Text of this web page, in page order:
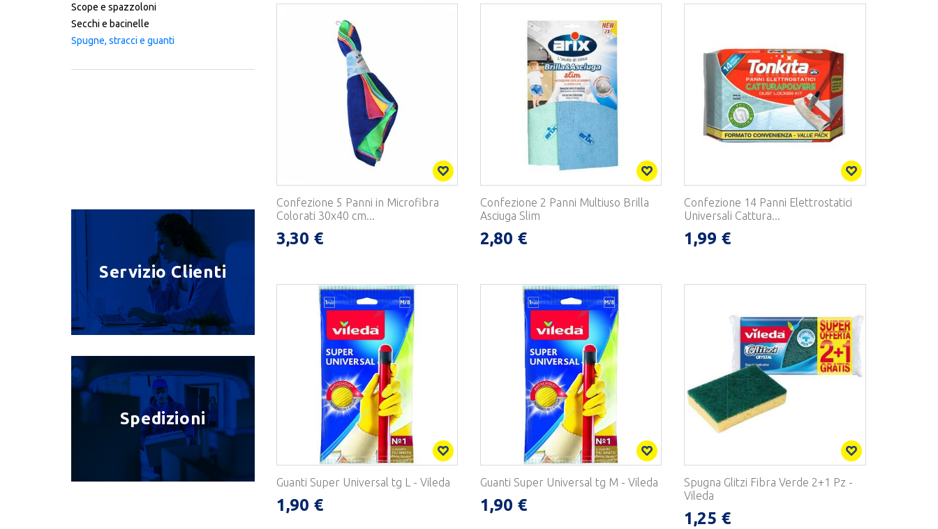
Scope e spazzoloni
Secchi e bacinelle
Spugne, stracci e guanti
Servizio Clienti
Spedizioni
Confezione 5 Panni in Microfibra
Colorati 30x40 cm...
3,30 €
Confezione 2 Panni Multiuso Brilla
Asciuga Slim
2,80 €
Confezione 14 Panni Elettrostatici
Universali Cattura...
1,99 €
Guanti Super Universal tg L - Vileda
1,90 €
Guanti Super Universal tg M - Vileda
1,90 €
Spugna Glitzi Fibra Verde 2+1 Pz -
Vileda
1,25 €